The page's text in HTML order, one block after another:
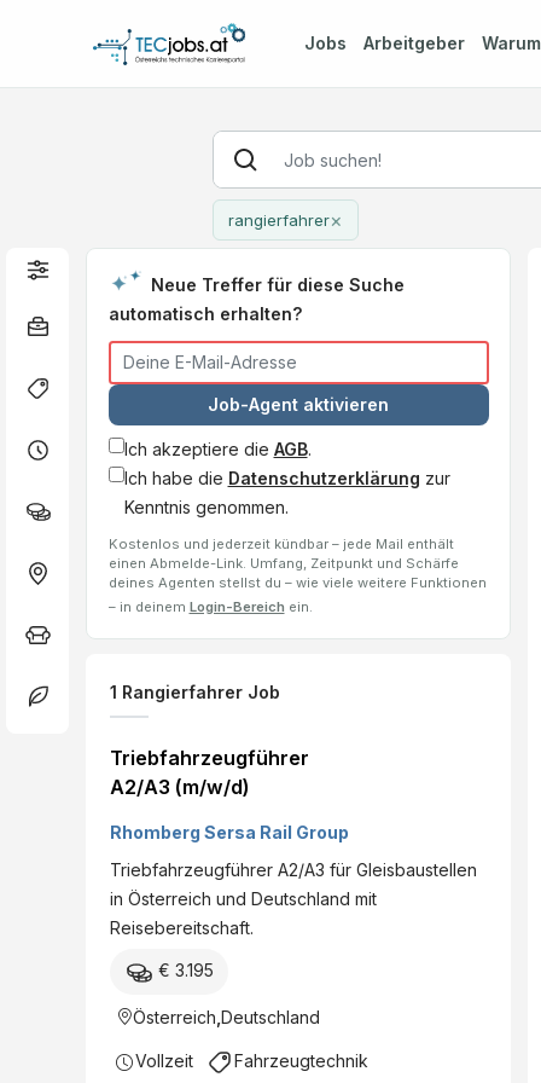
Jobs Arbeitgeber Warum
rangierfahrer×
Neue Treffer für diese Suche
automatisch erhalten?
Job-Agent aktivieren
Ich akzeptiere die AGB.
Ich habe die Datenschutzerklärung zur
Kenntnis genommen.
Kostenlos und jederzeit kündbar – jede Mail enthält
einen Abmelde-Link. Umfang, Zeitpunkt und Schärfe
deines Agenten stellst du – wie viele weitere Funktionen
– in deinem Login-Bereich ein.
1 Rangierfahrer Job
Triebfahrzeugführer
A2/A3 (m/w/d)
Rhomberg Sersa Rail Group
Triebfahrzeugführer A2/A3 für Gleisbaustellen
in Österreich und Deutschland mit
Reisebereitschaft.
€ 3.195
Österreich Deutschland
Vollzeit Fahrzeugtechnik